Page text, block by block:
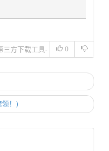
0
三方下载工具-
领！)